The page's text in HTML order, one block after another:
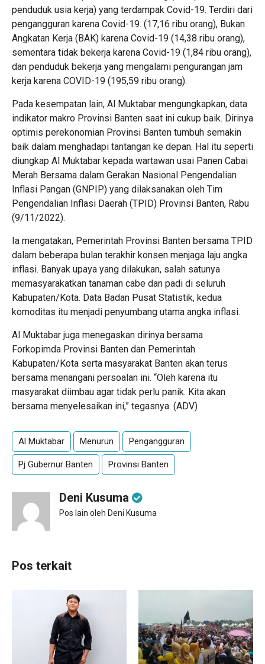
penduduk usia kerja) yang terdampak Covid-19. Terdiri dari
pengangguran karena Covid-19. (17,16 ribu orang), Bukan
Angkatan Kerja (BAK) karena Covid-19 (14,38 ribu orang),
sementara tidak bekerja karena Covid-19 (1,84 ribu orang),
dan penduduk bekerja yang mengalami pengurangan jam
kerja karena COVID-19 (195,59 ribu orang).
Pada kesempatan lain, Al Muktabar mengungkapkan, data
indikator makro Provinsi Banten saat ini cukup baik. Dirinya
optimis perekonomian Provinsi Banten tumbuh semakin
baik dalam menghadapi tantangan ke depan. Hal itu seperti
diungkap Al Muktabar kepada wartawan usai Panen Cabai
Merah Bersama dalam Gerakan Nasional Pengendalian
Inflasi Pangan (GNPIP) yang dilaksanakan oleh Tim
Pengendalian Inflasi Daerah (TPID) Provinsi Banten, Rabu
(9/11/2022).
Ia mengatakan, Pemerintah Provinsi Banten bersama TPID
dalam beberapa bulan terakhir konsen menjaga laju angka
inflasi. Banyak upaya yang dilakukan, salah satunya
memasyarakatkan tanaman cabe dan padi di seluruh
Kabupaten/Kota. Data Badan Pusat Statistik, kedua
komoditas itu menjadi penyumbang utama angka inflasi.
Al Muktabar juga menegaskan dirinya bersama
Forkopimda Provinsi Banten dan Pemerintah
Kabupaten/Kota serta masyarakat Banten akan terus
bersama menangani persoalan ini. “Oleh karena itu
masyarakat diimbau agar tidak perlu panik. Kita akan
bersama menyelesaikan ini,” tegasnya. (ADV)
Al Muktabar Menurun Pengangguran
Pj Gubernur Banten Provinsi Banten
Deni Kusuma
Pos lain oleh Deni Kusuma
Pos terkait